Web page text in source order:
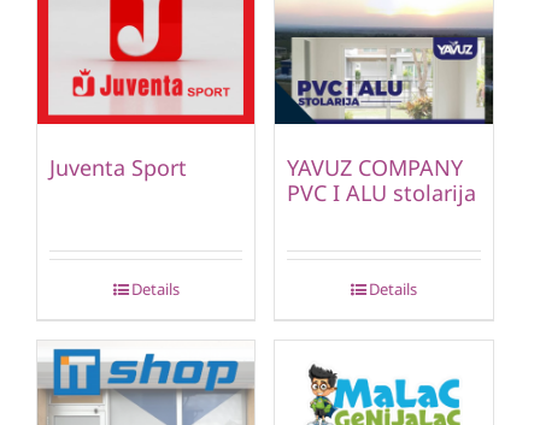
Juventa Sport
Details
YAVUZ COMPANY
PVC I ALU stolarija
Details